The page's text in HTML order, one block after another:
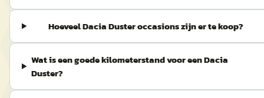
Hoeveel Dacia Duster occasions zijn er te koop?
Wat is een goede kilometerstand voor een Dacia
Duster?